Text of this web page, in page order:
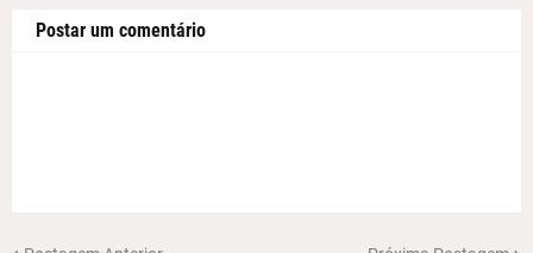
Postar um comentário